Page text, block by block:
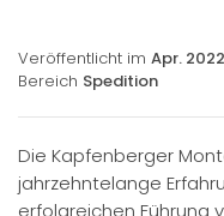
Veröffentlicht im Apr. 2022
Bereich Spedition
Die Kapfenberger
jahrzehntelange
erfolgreichen Führung